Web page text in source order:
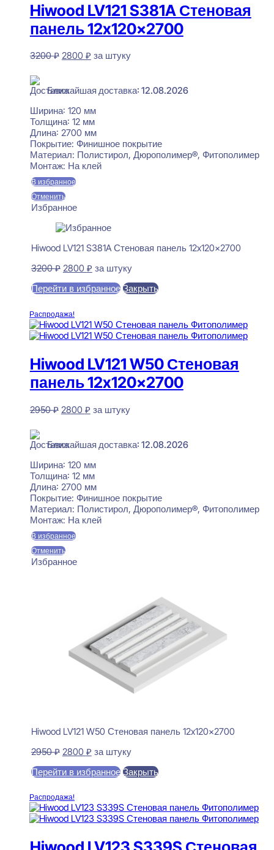
Hiwood LV121 S381A Стеновая
панель 12x120x2700
3200₽ Первоначальная
3200 ₽.
2800 ₽Текущая
за штуку
Ближайшая доставка: 12.08.2026
Ширина: 120 мм
Толщина: 12 мм
Длина: 2700 мм
Покрытие: Финишное покрытие
Материал: Полистирол, Дюрополимер®, Фитополимер
Монтаж: На клей
В избранное
Отменить
Избранное
Hiwood LV121 S381A Стеновая панель 12x120x2700
3200₽ Первоначальная
составляла
2800 ₽Текущая
2800 ₽.
за штуку
Перейти в избранное Закрыть
Распродажа!
Hiwood LV121 W50 Стеновая
панель 12x120x2700
2950₽ Первоначальная
2950 ₽.
2800 ₽Текущая
за штуку
Ближайшая доставка: 12.08.2026
Ширина: 120 мм
Толщина: 12 мм
Длина: 2700 мм
Покрытие: Финишное покрытие
Материал: Полистирол, Дюрополимер®, Фитополимер
Монтаж: На клей
В избранное
Отменить
Избранное
Hiwood LV121 W50 Стеновая панель 12x120x2700
2950₽ Первоначальная
составляла
2800 ₽Текущая
2800 ₽.
за штуку
Перейти в избранное Закрыть
Распродажа!